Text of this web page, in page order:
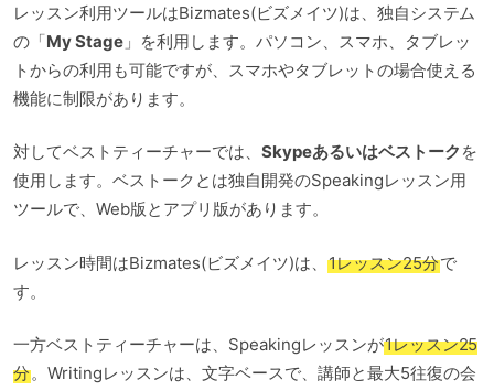
レッスン利用ツールはBizmates(ビズメイツ)は、独自システム
の「My Stage」を利用します。パソコン、スマホ、タブレッ
トからの利用も可能ですが、スマホやタブレットの場合使える
機能に制限があります。
対してベストティーチャーでは、 Skypeあるいはベストーク を
使用します。ベストークとは独自開発のSpeakingレッスン用
ツールで、Web版とアプリ版があります。
レッスン時間はBizmates(ビズメイツ)は、 1レッスン25分で
す。
一方ベストティーチャーは、Speakingレッスンが1レッスン25
分。Writingレッスンは、文字ベースで、講師と最大5往復の会